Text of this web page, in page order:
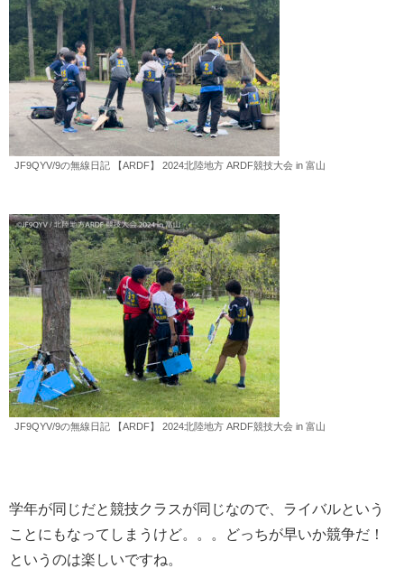
JF9QYV/9の無線日記 【ARDF】 2024北陸地方 ARDF競技大会 in 富山
JF9QYV/9の無線日記 【ARDF】 2024北陸地方 ARDF競技大会 in 富山
学年が同じだと競技クラスが同じなので、ライバルという
ことにもなってしまうけど。。。どっちが早いか競争だ！
というのは楽しいですね。